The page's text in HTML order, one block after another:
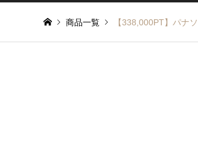
商品一覧 【338,000PT】パナ